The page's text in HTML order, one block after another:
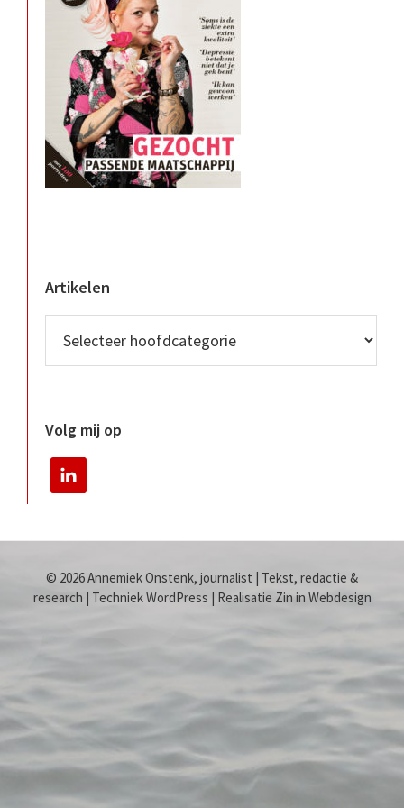
Artikelen
Volg mij op
© 2026 Annemiek Onstenk, journalist | Tekst, redactie &
research | Techniek WordPress | Realisatie Zin in Webdesign